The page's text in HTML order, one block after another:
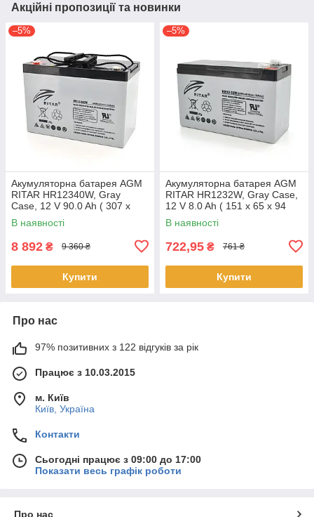
Акційні пропозиції та новинки
–5%
Акумуляторна батарея AGM
RITAR HR12340W, Gray
Case, 12 V 90.0 Ah ( 307 х
169 х 210 (215) 29.00kg
Q1/48
В наявності
8 892 ₴ 9 360 ₴
Купити
–5%
Акумуляторна батарея AGM
RITAR HR1232W, Gray Case,
12 V 8.0 Ah ( 151 х 65 х 94
(100) 2.20kg Q10
В наявності
722,95 ₴ 761 ₴
Купити
Про нас
97% позитивних з 122 відгуків за рік
Працює з 10.03.2015
м. Київ
Київ, Україна
Контакти
Сьогодні працює з 09:00 до 17:00
Показати весь графік роботи
Про нас